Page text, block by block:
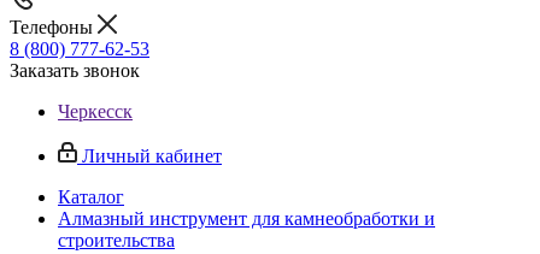
Телефоны
8 (800) 777-62-53
Заказать звонок
Черкесск
Личный кабинет
Каталог
Алмазный инструмент для камнеобработки и
строительства